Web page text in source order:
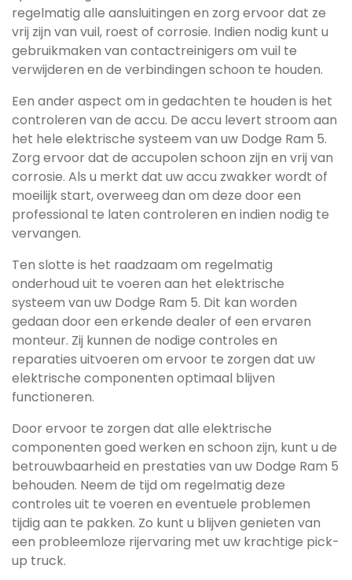
regelmatig alle aansluitingen en zorg ervoor dat ze
vrij zijn van vuil, roest of corrosie. Indien nodig kunt u
gebruikmaken van contactreinigers om vuil te
verwijderen en de verbindingen schoon te houden.
Een ander aspect om in gedachten te houden is het
controleren van de accu. De accu levert stroom aan
het hele elektrische systeem van uw Dodge Ram 5.
Zorg ervoor dat de accupolen schoon zijn en vrij van
corrosie. Als u merkt dat uw accu zwakker wordt of
moeilijk start, overweeg dan om deze door een
professional te laten controleren en indien nodig te
vervangen.
Ten slotte is het raadzaam om regelmatig
onderhoud uit te voeren aan het elektrische
systeem van uw Dodge Ram 5. Dit kan worden
gedaan door een erkende dealer of een ervaren
monteur. Zij kunnen de nodige controles en
reparaties uitvoeren om ervoor te zorgen dat uw
elektrische componenten optimaal blijven
functioneren.
Door ervoor te zorgen dat alle elektrische
componenten goed werken en schoon zijn, kunt u de
betrouwbaarheid en prestaties van uw Dodge Ram 5
behouden. Neem de tijd om regelmatig deze
controles uit te voeren en eventuele problemen
tijdig aan te pakken. Zo kunt u blijven genieten van
een probleemloze rijervaring met uw krachtige pick-
up truck.